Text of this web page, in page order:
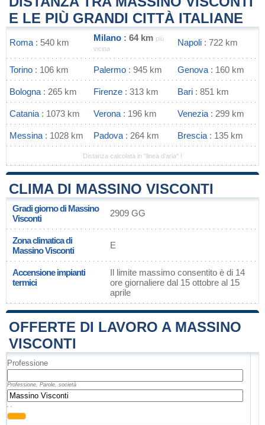
E LE PIÙ GRANDI CITTÀ ITALIANE
Roma : 540 km Milano : 64 km più
vicina
Napoli : 722 km
Torino : 106 km Palermo : 945 km Genova : 160 km
Bologna : 265 km Firenze : 313 km Bari : 851 km
Catania : 1073 km Verona : 196 km Venezia : 299 km
Messina : 1028 km Padova : 264 km Brescia : 135 km
Distanza calcolata in "linea d'aria" !
CLIMA DI MASSINO VISCONTI
Gradi giorno di Massino
Visconti
2909 GG
Zona climatica di
Massino Visconti
E
Accensione impianti
termici
Il limite massimo consentito è di 14
ore giornaliere dal 15 ottobre al 15
aprile
OFFERTE DI LAVORO A MASSINO
VISCONTI
Professione
Professione, Parole, società
, ,